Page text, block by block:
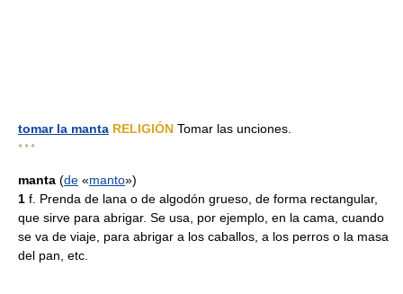
tomar la manta RELIGIÓN Tomar las unciones.
* * *
manta (de «manto»)
1 f. Prenda de lana o de algodón grueso, de forma rectangular,
que sirve para abrigar. Se usa, por ejemplo, en la cama, cuando
se va de viaje, para abrigar a los caballos, a los perros o la masa
del pan, etc.